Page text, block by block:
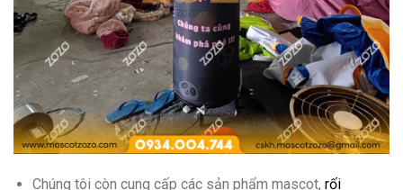
Chúng tôi còn cung cấp các sản phẩm mascot, rối